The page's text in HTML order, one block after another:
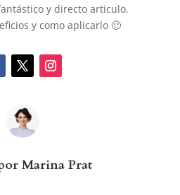
y directo articulo.
y como aplicarlo 🙂
Marina Prat